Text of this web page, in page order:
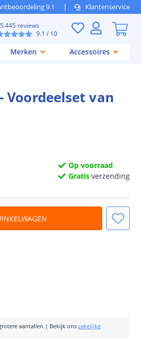
9.1 Klantenservice
reviews
9.1 / 10
Merken Accessoires
van
Op voorraad
Gratis verzending
aantallen | Bekijk ons zakelijke